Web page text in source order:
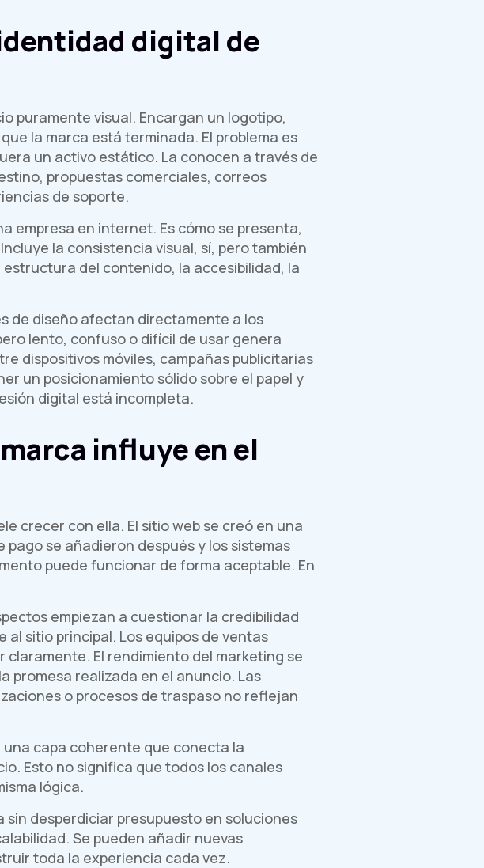
digital de
puramente visual. Encargan un logotipo,
la marca está terminada. El problema es
un activo estático. La conocen a través de
propuestas comerciales, correos
de soporte.
empresa en internet. Es cómo se presenta,
la consistencia visual, sí, pero también
del contenido, la accesibilidad, la
de diseño afectan directamente a los
lento, confuso o difícil de usar genera
dispositivos móviles, campañas publicitarias
un posicionamiento sólido sobre el papel y
digital está incompleta.
influye en el
crecer con ella. El sitio web se creó en una
se añadieron después y los sistemas
puede funcionar de forma aceptable. En
empiezan a cuestionar la credibilidad
sitio principal. Los equipos de ventas
El rendimiento del marketing se
promesa realizada en el anuncio. Las
o procesos de traspaso no reflejan
capa coherente que conecta la
Esto no significa que todos los canales
lógica.
desperdiciar presupuesto en soluciones
Se pueden añadir nuevas
toda la experiencia cada vez.